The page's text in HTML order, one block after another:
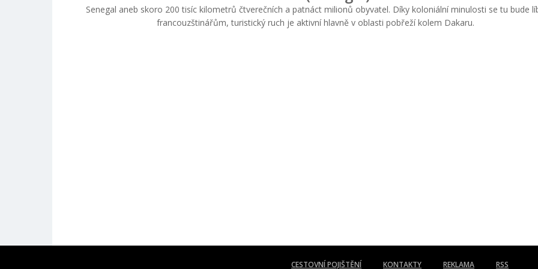
Senegal aneb skoro 200 tisíc kilometrů čtverečních a patnáct milionů obyvatel. Díky koloniální minulosti se tu bude
francouzštinářům, turistický ruch je aktivní hlavně v oblasti pobřeží kolem Dakaru.
CESTOVNÍ POJIŠTĚNÍ KONTAKTY REKLAMA RSS